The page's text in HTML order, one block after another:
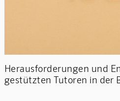
Herausforderungen und
gestützten Tutoren in der